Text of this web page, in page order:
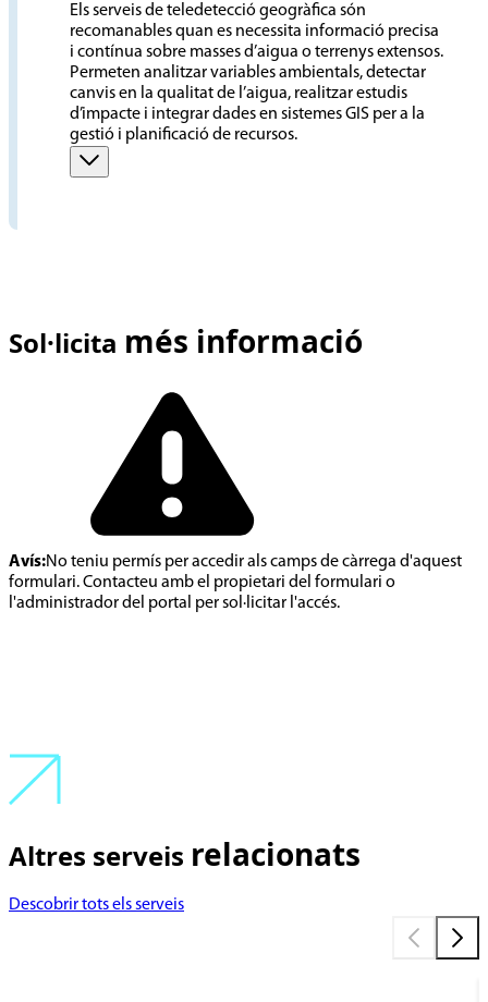
Els serveis de teledetecció geogràfica són
recomanables quan es necessita informació precisa
i contínua sobre masses d’aigua o terrenys extensos.
Permeten analitzar variables ambientals, detectar
canvis en la qualitat de l’aigua, realitzar estudis
d’impacte i integrar dades en sistemes GIS per a la
gestió i planificació de recursos.
Sol·licita més informació
Avís:No teniu permís per accedir als camps de càrrega d'aquest
formulari. Contacteu amb el propietari del formulari o
l'administrador del portal per sol·licitar l'accés.
Altres serveis relacionats
Descobrir tots els serveis